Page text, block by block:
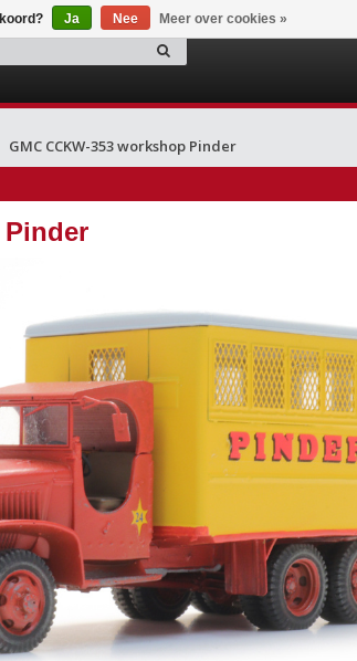
GMC CCKW-353 workshop Pinder
Pinder
Ja Nee Meer over cookies »